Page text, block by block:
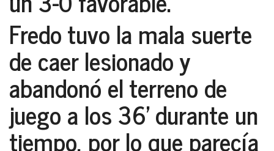
Fredo tuvo la mala suerte
de caer lesionado y
abandonó el terreno de
juego a los 36’ durante un
tiempo, por lo que parecía